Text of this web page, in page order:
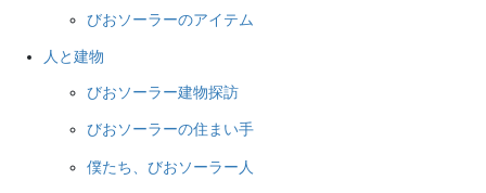
びおソーラーのアイテム
人と建物
びおソーラー建物探訪
びおソーラーの住まい手
僕たち、びおソーラー人